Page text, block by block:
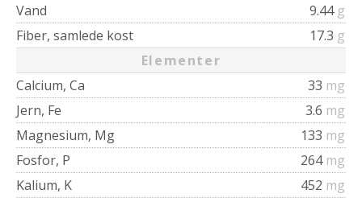
Vand
9.44 g
Fiber, samlede kost
17.3 g
Elementer
Calcium, Ca
33 mg
Jern, Fe
3.6 mg
Magnesium, Mg
133 mg
Fosfor, P
264 mg
Kalium, K
452 mg